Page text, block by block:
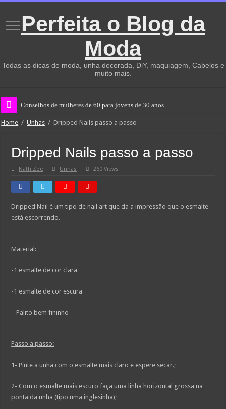
Perfeita o Blog da
Moda
Todas as dicas de moda, unha decorada, DiY, maquiagem, Cabelos e
muito mais.
Conselhos de mulheres de 60 para jovens de 30 anos
Home / Unhas / Dripped Nails passo a passo
Dripped Nails passo a passo
Nath Zoe Unhas 260 Views
Dripped Nail é um tipo de nail art que da a impressão que o esmalte
está escorrendo.
Material:
-1 esmalte de cor clara
-1 esmalte de cor escura
– Palito bem fininho
Passo a passo:
1- Pinte a unha com o esmalte mais claro e espere secar.;
2- Com o esmalte mais escuro faça uma linha horizontal grossa na
ponta da unha (tipo uma inglesinha);